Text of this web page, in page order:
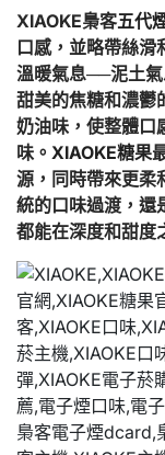
XIAOKE梟客五代
口感，並略帶絲滑
溫暖氣息──泥土氣
甜美的焦糖和濃鬱
奶油味，使整體口
味。 XIAOKE糖果
源，同時帶來更柔
統的口味過渡，還
都能在深度和甜度